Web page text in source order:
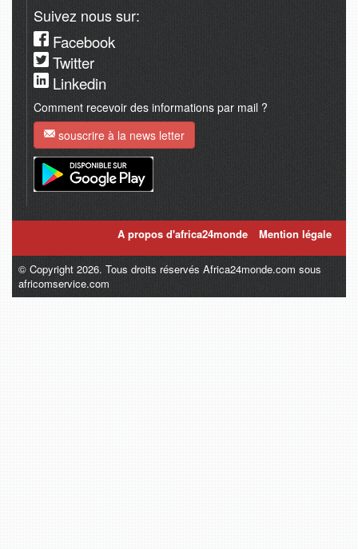
Suivez nous sur:
Facebook
Twitter
Linkedin
Comment recevoir des informations par mail ?
souscrire à la news letter
A propos d'africa24monde Mention légale
© Copyright 2026. Tous droits réservés Africa24monde.com sous
africomservice.com